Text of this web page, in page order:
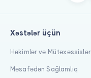
Xəstələr üçün
Həkimlər və Mütəxəssislər
Məsafədən Sağlamlıq